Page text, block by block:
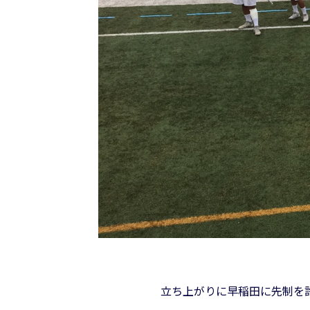
立ち上がりに早稲田に先制